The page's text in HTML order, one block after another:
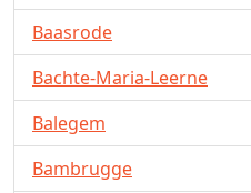
Baasrode
Bachte-Maria-Leerne
Balegem
Bambrugge